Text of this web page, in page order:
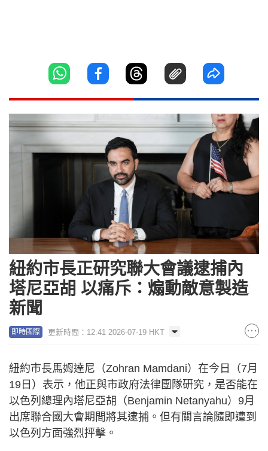
紐約市長正研究聯大會議逮捕內
塔尼亞胡 以痛斥：煽動敵意製造
新聞
即時國際 更新時間：12:41 2026-07-19 HKT
紐約市長馬姆達尼（Zohran Mamdani）在今日（7月
19日）表示，他正與市政府法律團隊研究，是否能在
以色列總理內塔尼亞胡（Benjamin Netanyahu）9月
出席聯合國大會期間將其逮捕。但有關言論隨即遭到
以色列方面強烈抨擊。